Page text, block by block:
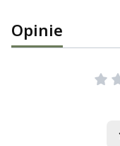
Opinie